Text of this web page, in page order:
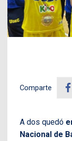
Comparte
A dos quedó
Nacional de